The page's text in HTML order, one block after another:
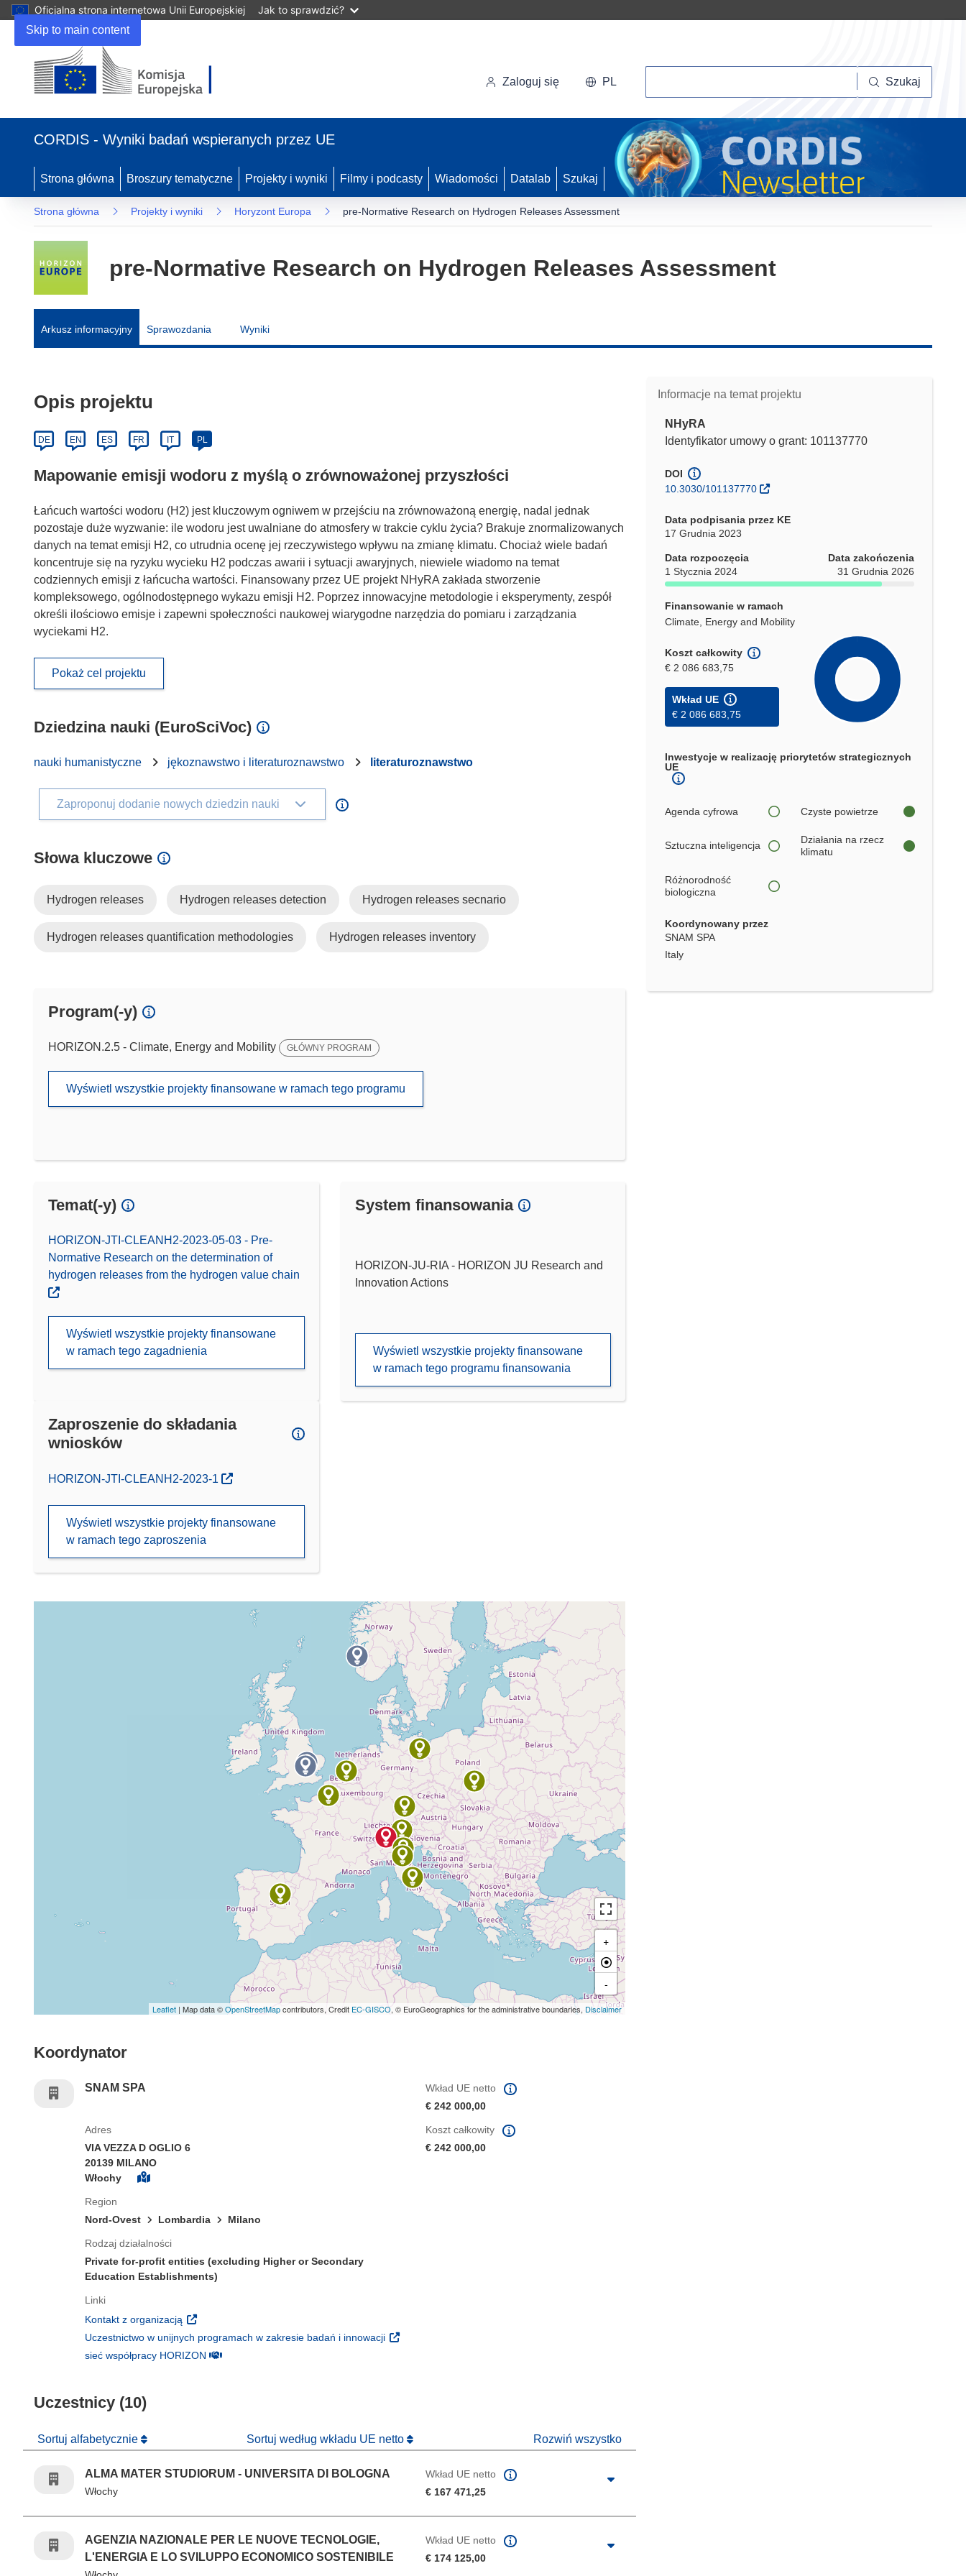
Skip to main content
Oficjalna strona internetowa Unii Europejskiej Jak to sprawdzić?
Zaloguj się PL Szukaj
CORDIS - Wyniki badań wspieranych przez UE
Strona główna Broszury tematyczne Projekty i wyniki Filmy i podcasty Wiadomości Datalab Szukaj
Strona główna Projekty i wyniki Horyzont Europa pre-Normative Research on Hydrogen Releases Assessment
pre-Normative Research on Hydrogen Releases Assessment
Arkusz informacyjny Sprawozdania Wyniki
Informacje na temat projektu
NHyRA
Identyfikator umowy o grant: 101137770
DOI
10.3030/101137770
Data podpisania przez KE
17 Grudnia 2023
Data rozpoczęcia
1 Stycznia 2024
Data zakończenia
31 Grudnia 2026
Finansowanie w ramach
Climate, Energy and Mobility
Koszt całkowity
€ 2 086 683,75
Wkład UE
€ 2 086 683,75
Inwestycje w realizację priorytetów strategicznych
UE
Agenda cyfrowa Czyste powietrze
Sztuczna inteligencja
Działania na rzecz
klimatu
Różnorodność
biologiczna
Koordynowany przez
SNAM SPA
Italy
Opis projektu
DE EN ES FR IT PL
Mapowanie emisji wodoru z myślą o zrównoważonej przyszłości
Łańcuch wartości wodoru (H2) jest kluczowym ogniwem w przejściu na zrównoważoną energię, nadal jednak
pozostaje duże wyzwanie: ile wodoru jest uwalniane do atmosfery w trakcie cyklu życia? Brakuje znormalizowanych
danych na temat emisji H2, co utrudnia ocenę jej rzeczywistego wpływu na zmianę klimatu. Chociaż wiele badań
koncentruje się na ryzyku wycieku H2 podczas awarii i sytuacji awaryjnych, niewiele wiadomo na temat
codziennych emisji z łańcucha wartości. Finansowany przez UE projekt NHyRA zakłada stworzenie
kompleksowego, ogólnodostępnego wykazu emisji H2. Poprzez innowacyjne metodologie i eksperymenty, zespół
określi ilościowo emisje i zapewni społeczności naukowej wiarygodne narzędzia do pomiaru i zarządzania
wyciekami H2.
Pokaż cel projektu
Dziedzina nauki (EuroSciVoc)
nauki humanistyczne jękoznawstwo i literaturoznawstwo literaturoznawstwo
Zaproponuj dodanie nowych dziedzin nauki
Słowa kluczowe
Hydrogen releases Hydrogen releases detection Hydrogen releases secnario
Hydrogen releases quantification methodologies Hydrogen releases inventory
Program(-y)
HORIZON.2.5 - Climate, Energy and Mobility GŁÓWNY PROGRAM
Wyświetl wszystkie projekty finansowane w ramach tego programu
Temat(-y)
HORIZON-JTI-CLEANH2-2023-05-03 - Pre-
Normative Research on the determination of
hydrogen releases from the hydrogen value chain
Wyświetl wszystkie projekty finansowane
w ramach tego zagadnienia
System finansowania
HORIZON-JU-RIA - HORIZON JU Research and
Innovation Actions
Wyświetl wszystkie projekty finansowane
w ramach tego programu finansowania
Zaproszenie do składania
wniosków
(odnośnik otworzy się w nowym oknie)
HORIZON-JTI-CLEANH2-2023-1
Wyświetl wszystkie projekty finansowane
w ramach tego zaproszenia
+
-
Leaflet | Map data ©OpenStreetMapcontributors, Credit EC-GISCO, © EuroGeographics for the administrative boundaries, Disclaimer
Koordynator
SNAM SPA
Wkład UE netto
€ 242 000,00
Adres
VIA VEZZA D OGLIO 6
20139 MILANO
Włochy
Region
Nord-Ovest
Lombardia Milano
Rodzaj działalności
Private for-profit entities (excluding Higher or Secondary
Education Establishments)
Linki
Kontakt z organizacją (odnośnik otworzy się w nowym oknie)
Uczestnictwo w unijnych programach w zakresie badań i innowacji (odnośnik otworzy się w nowym oknie)
sieć współpracy HORIZON(odnośnik otworzy się w nowym oknie)
Koszt całkowity
€ 242 000,00
Uczestnicy (10)
Sortuj alfabetycznie Sortuj według wkładu UE netto Rozwiń wszystko
ALMA MATER STUDIORUM - UNIVERSITA DI BOLOGNA
Włochy
Wkład UE netto
€ 167 471,25
AGENZIA NAZIONALE PER LE NUOVE TECNOLOGIE,
L'ENERGIA E LO SVILUPPO ECONOMICO SOSTENIBILE
Wkład UE netto
€ 174 125,00